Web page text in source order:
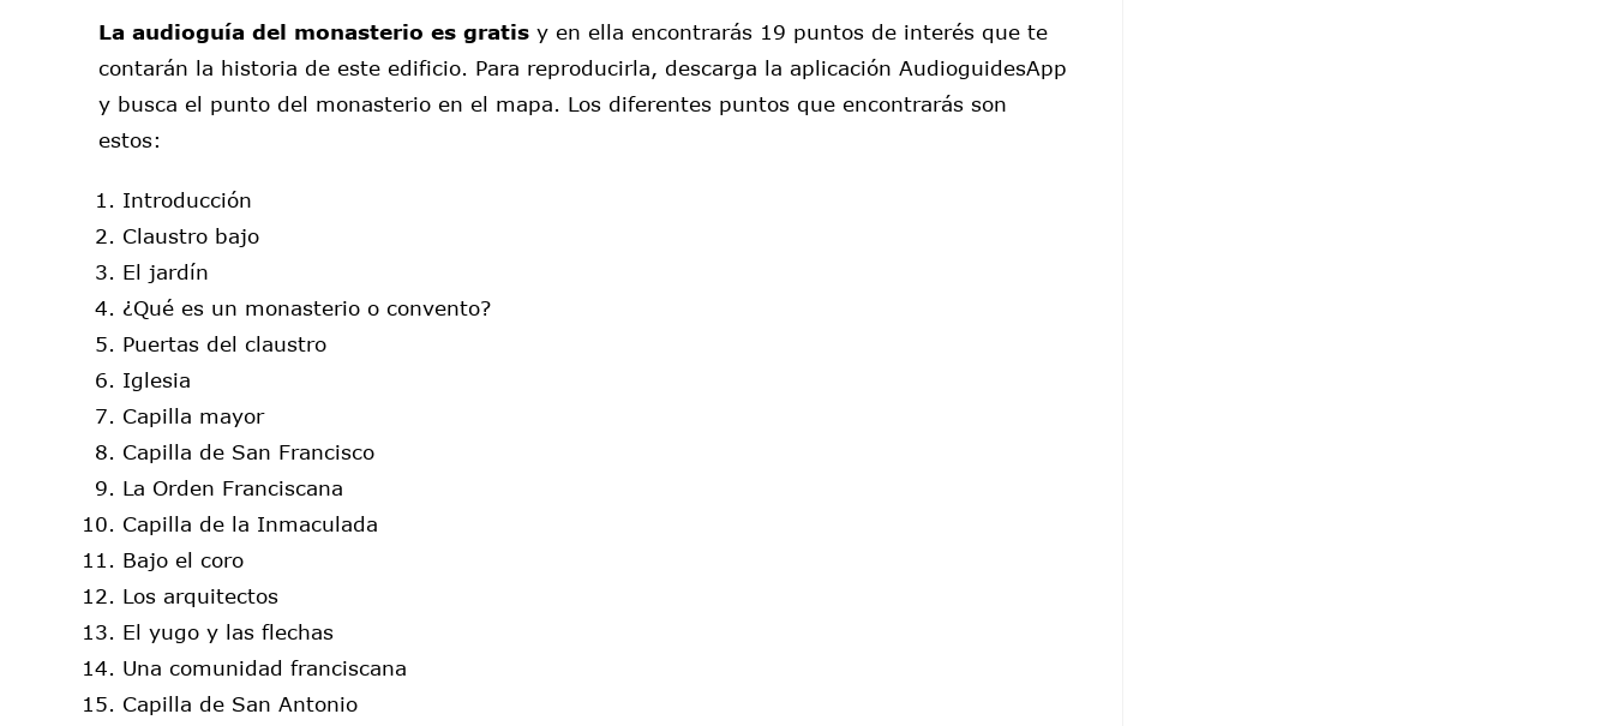
La audioguía del monasterio es gratis y en ella encontrarás 19 puntos de interés que te
contarán la historia de este edificio. Para reproducirla, descarga la aplicación AudioguidesApp
y busca el punto del monasterio en el mapa. Los diferentes puntos que encontrarás son
estos:
Introducción
Claustro bajo
El jardín
¿Qué es un monasterio o convento?
Puertas del claustro
Iglesia
Capilla mayor
Capilla de San Francisco
La Orden Franciscana
Capilla de la Inmaculada
Bajo el coro
Los arquitectos
El yugo y las flechas
Una comunidad franciscana
Capilla de San Antonio